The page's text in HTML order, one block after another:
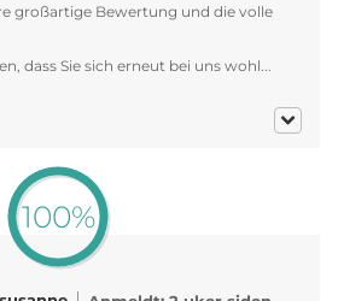
großartige Bewertung und die volle
dass Sie sich erneut bei uns wohl...
100%